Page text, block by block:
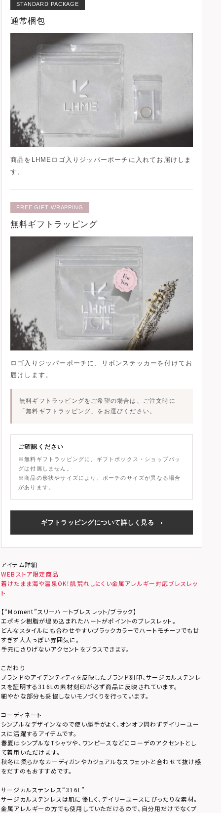
STANDARD PACKAGE
通常梱包
商品を LHMEロゴ入りジッパーポーチ に入れてお届けしま
す。
FREE GIFT WRAPPING
無料ギフトラッピング
ロゴ入りジッパーポーチに、 リボンステッカー を付けてお
届けします。
無料ギフトラッピングをご希望の場合は、ご注文時に
「無料ギフトラッピング」 をお選びください。
ご確認ください
※無料ギフトラッピングに、ギフトボックス・ショップバッ
グは付属しません。
※商品の形状やサイズにより、ポーチのサイズが異なる場合
があります。
ギフトラッピングについて詳しく見る ›
アイテム詳細
WEBストア限定商品
着けたまま海や温泉OK！肌荒れしにくい金属アレルギー対応ブレスレッ
ト
【“Moment”スリーハートブレスレット/ブラック】
エポキシ樹脂が埋め込まれたハートがポイントのブレスレット。
どんなスタイルにも合わせやすいブラックカラーでハートモチーフでも甘
すぎず大人っぽい雰囲気に。
手元にさりげないアクセントをプラスできます。
こだわり
ブランドのアイデンティティを反映したブランド刻印、サージカルステンレ
スを証明する316Lの素材刻印が必ず商品に反映されています。
細やかな部分も妥協しないモノづくりを行っています。
コーディネート
シンプルなデザインなので使い勝手がよく、オンオフ問わずデイリーユー
スに活躍するアイテムです。
春夏はシンプルなTシャツや、ワンピースなどにコーデのアクセントとし
て着用いただけます。
秋冬は柔らかなカーディガンやカジュアルなスウェットと合わせて抜け感
をだすのもおすすめです。
サージカルステンレス“316L”
サージカルステンレスは肌に優しく、デイリーユースにぴったりな素材。
金属アレルギーの方でも使用していただけるので、自分用だけでなくプ